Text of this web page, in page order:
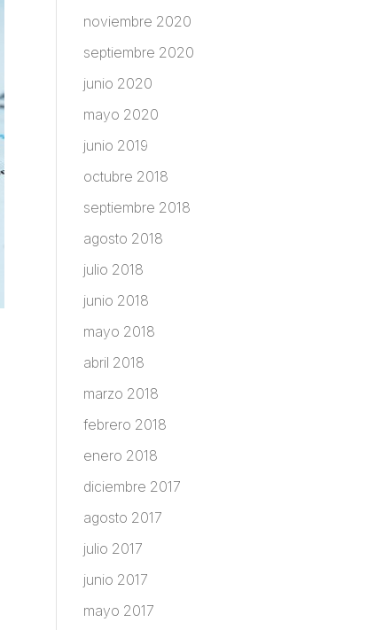
noviembre 2020
septiembre 2020
junio 2020
mayo 2020
junio 2019
octubre 2018
septiembre 2018
agosto 2018
julio 2018
junio 2018
mayo 2018
abril 2018
marzo 2018
febrero 2018
enero 2018
diciembre 2017
agosto 2017
julio 2017
junio 2017
mayo 2017